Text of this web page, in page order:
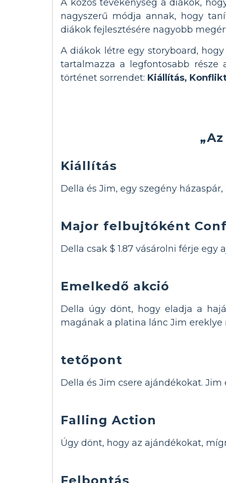
A közös tevékenység a diákok,
nagyszerű módja annak, hogy
diákok fejlesztésére nagyobb
A diákok létre egy storyboard,
tartalmazza a legfontosabb része
történet sorrendet: Kiállítás,
Kiállítás
Della és Jim, egy szegény
Major felbujtóként
Della csak $ 1.87 vásárolni férje egy
Emelkedő akció
Della úgy dönt, hogy eladja a
magának a platina lánc Jim ereklye
tetőpont
Della és Jim csere ajándékokat.
Falling Action
Úgy dönt, hogy az ajándékokat,
Felbontás